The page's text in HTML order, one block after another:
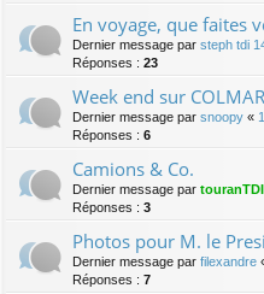
En voyage, que faites
Dernier message par steph tdi
Réponses : 23
Week end sur COLMAR
Dernier message par snoopy «
Réponses : 6
Camions & Co.
Dernier message par
Réponses : 3
Photos pour M. le
Dernier message par filexandre
Réponses : 7